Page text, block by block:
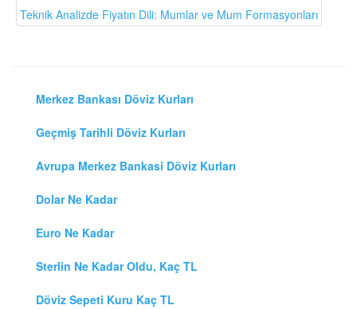
Teknik Analizde Fiyatın Dili: Mumlar ve Mum Formasyonları
Merkez Bankası Döviz Kurları
Geçmiş Tarihli Döviz Kurları
Avrupa Merkez Bankasi Döviz Kurları
Dolar Ne Kadar
Euro Ne Kadar
Sterlin Ne Kadar Oldu, Kaç TL
Döviz Sepeti Kuru Kaç TL